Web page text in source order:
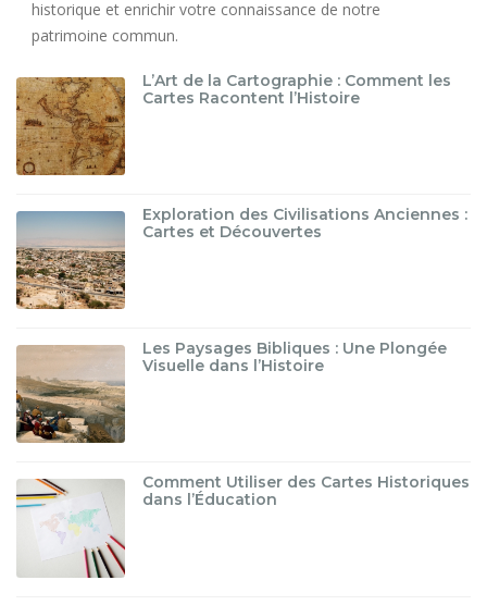
historique et enrichir votre connaissance de notre
patrimoine commun.
L’Art de la Cartographie : Comment les
Cartes Racontent l’Histoire
Exploration des Civilisations Anciennes :
Cartes et Découvertes
Les Paysages Bibliques : Une Plongée
Visuelle dans l’Histoire
Comment Utiliser des Cartes Historiques
dans l’Éducation